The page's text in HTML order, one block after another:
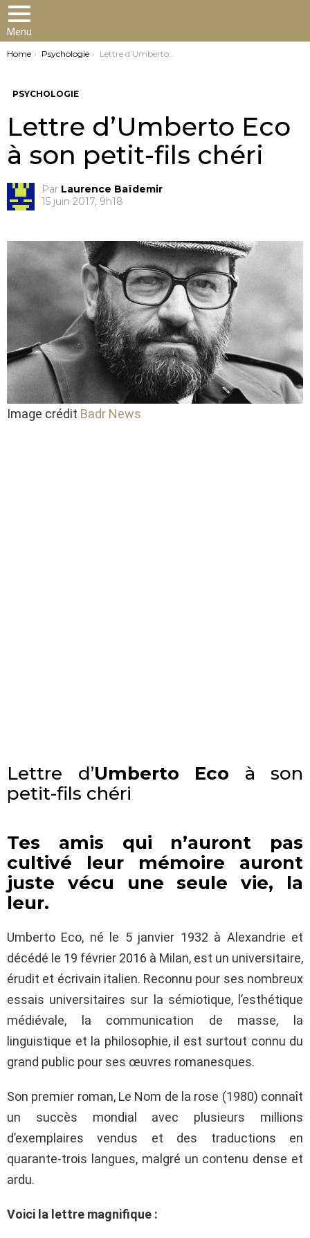
Menu
You are here:
Home Psychologie Lettre d’Umberto Eco à son petit-fils chéri
PSYCHOLOGIE
Lettre d’Umberto Eco
à son petit-fils chéri
Par Laurence Baïdemir
15 juin 2017, 9h18
Image crédit Badr News
Lettre d’Umberto Eco à son
petit-fils chéri
Tes amis qui n’auront pas
cultivé leur mémoire auront
juste vécu une seule vie, la
leur.
Umberto Eco, né le 5 janvier 1932 à Alexandrie et
décédé le 19 février 2016 à Milan, est un universitaire,
érudit et écrivain italien. Reconnu pour ses nombreux
essais universitaires sur la sémiotique, l’esthétique
médiévale, la communication de masse, la
linguistique et la philosophie, il est surtout connu du
grand public pour ses œuvres romanesques.
Son premier roman, Le Nom de la rose (1980) connaît
un succès mondial avec plusieurs millions
d’exemplaires vendus et des traductions en
quarante-trois langues, malgré un contenu dense et
ardu.
Voici la lettre magnifique :